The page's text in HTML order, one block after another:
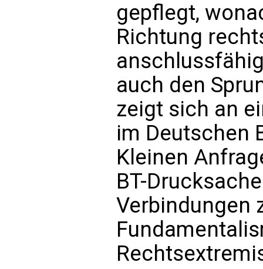
gepflegt,
Richtung
auch den
zeigt sich an
im Deutschen
Kleinen
BT-
Verbindungen